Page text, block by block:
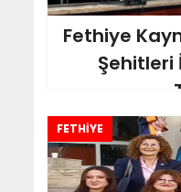
Fethiye
Şehitleri
FETHİYE